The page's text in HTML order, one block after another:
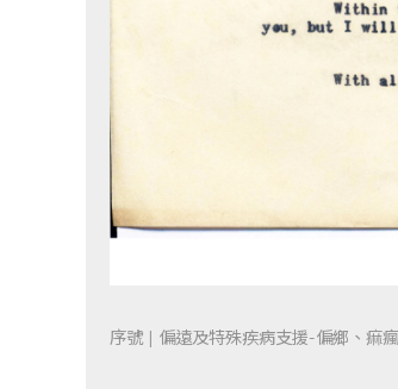
序號 | 偏遠及特殊疾病支援-偏鄉、痲